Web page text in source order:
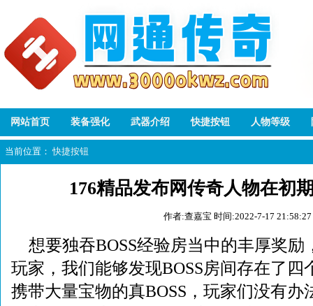
网站首页 装备强化 武器介绍 快捷按钮 人物等级
当前位置：快捷按钮
176精品发布网传奇人物在初
作者:查嘉宝 时间:2022-7-17 21:58:27
想要独吞BOSS经验房当中的丰厚奖
玩家，我们能够发现BOSS房间存在了四
携带大量宝物的真BOSS，玩家们没有办